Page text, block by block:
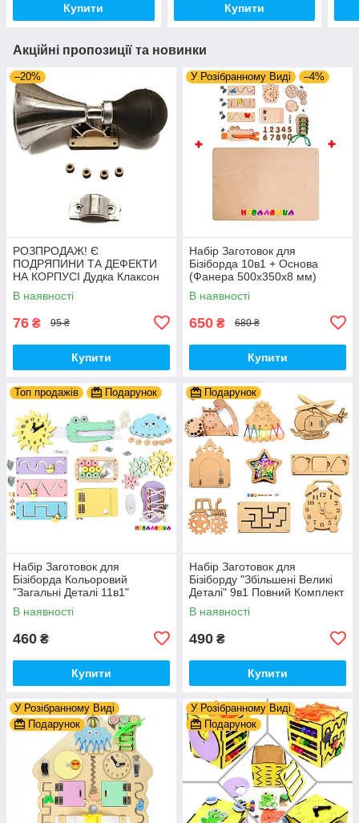
Купити Купити
Акційні пропозиції та новинки
–20%
РОЗПРОДАЖ! Є
ПОДРЯПИНИ ТА ДЕФЕКТИ
НА КОРПУСІ Дудка Клаксон
для Велосипедів 14 см Фа-
Фа Пластик + Гума
В наявності
76 ₴ 95 ₴
Купити
У Розібранному Виді –4%
Набір Заготовок для
Бізіборда 10в1 + Основа
(Фанера 500x350x8 мм)
Базові Деталі, Весь Комплект
- Собери Сам
В наявності
650 ₴ 680 ₴
Купити
Топ продажів Подарунок
Набір Заготовок для
Бізіборда Кольоровий
"Загальні Деталі 11в1"
Базовий Комплект (+Клей,
Шурупи) Набiр Заготівель
В наявності
460 ₴
Купити
Подарунок
Набір Заготовок для
Бізіборду "Збільшені Великі
Деталі" 9в1 Повний Комплект
+ Всі Кріплення
В наявності
490 ₴
Купити
У Розібранному Виді
Подарунок
У Розібранному Виді
Подарунок